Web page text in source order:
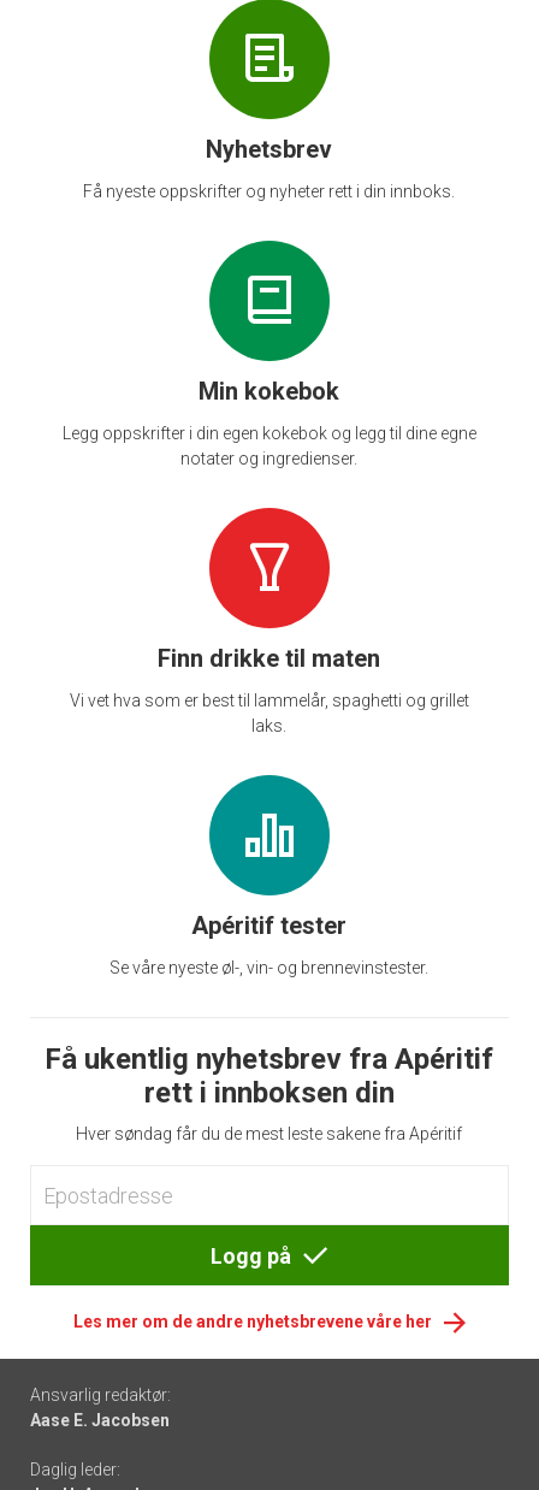
Nyhetsbrev
Få nyeste oppskrifter og nyheter rett i din innboks.
Min kokebok
Legg oppskrifter i din egen kokebok og legg til dine egne
notater og ingredienser.
Finn drikke til maten
Vi vet hva som er best til lammelår, spaghetti og grillet
laks.
Apéritif tester
Se våre nyeste øl-, vin- og brennevinstester.
Få ukentlig nyhetsbrev fra Apéritif
rett i innboksen din
Hver søndag får du de mest leste sakene fra Apéritif
Logg på
Les mer om de andre nyhetsbrevene våre her
Footer
-
Ansvarlig redaktør:
Aase E. Jacobsen
Daglig leder: